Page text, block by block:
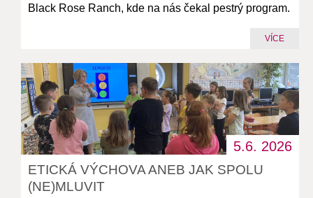
Black Rose Ranch, kde na nás čekal pestrý program.
VÍCE
5.6. 2026
ETICKÁ VÝCHOVA ANEB JAK SPOLU
(NE)MLUVIT